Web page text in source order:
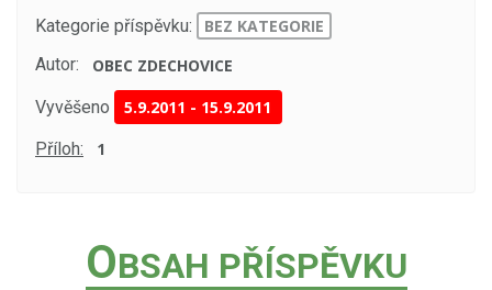
Kategorie příspěvku:
BEZ KATEGORIE
Autor:
OBEC ZDECHOVICE
Vyvěšeno 5.9.2011 - 15.9.2011
Příloh: 1
OBSAH PŘÍSPĚVKU